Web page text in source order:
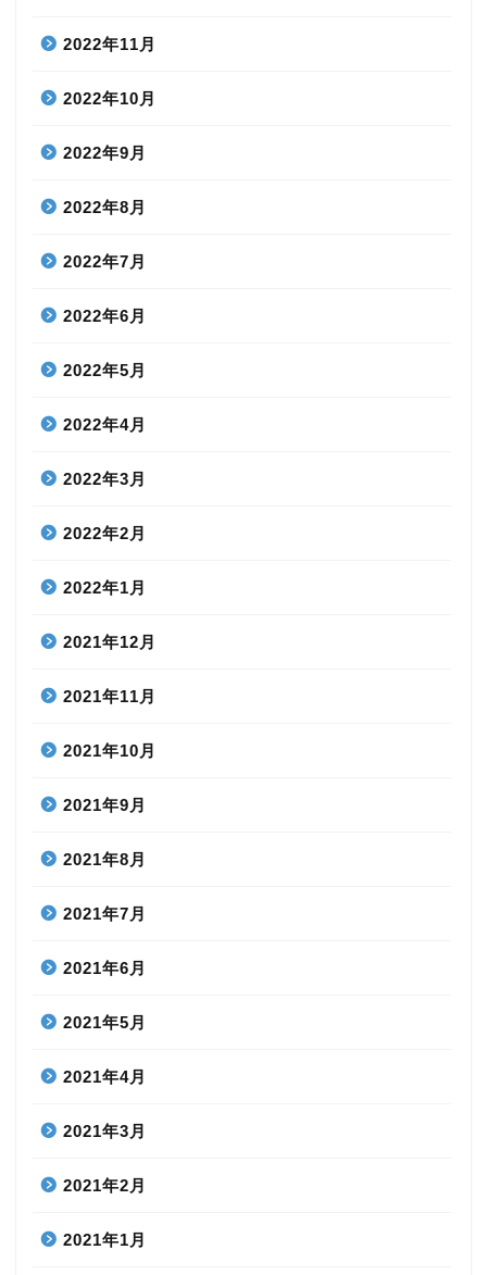
2022年11月
2022年10月
2022年9月
2022年8月
2022年7月
2022年6月
2022年5月
2022年4月
2022年3月
2022年2月
2022年1月
2021年12月
2021年11月
2021年10月
2021年9月
2021年8月
2021年7月
2021年6月
2021年5月
2021年4月
2021年3月
2021年2月
2021年1月